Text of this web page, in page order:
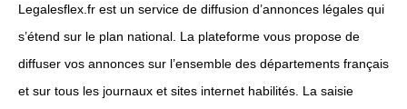
Legalesflex.fr est un service de diffusion d’annonces légales qui
s’étend sur le plan national. La plateforme vous propose de
diffuser vos annonces sur l’ensemble des départements français
et sur tous les journaux et sites internet habilités. La saisie